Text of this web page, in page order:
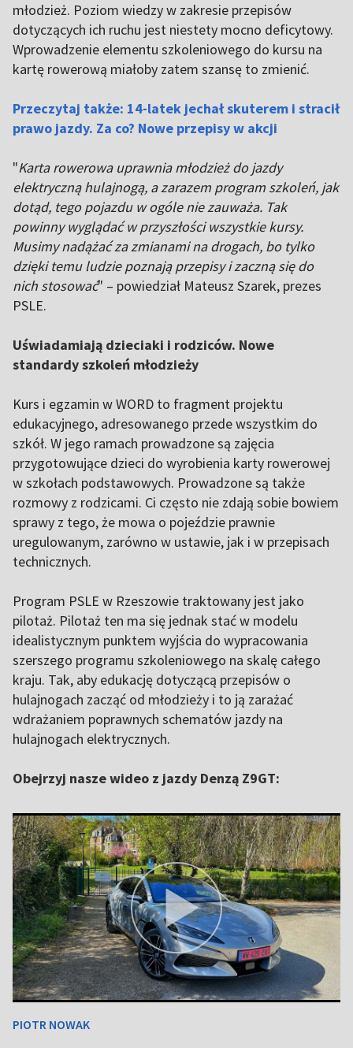
młodzież. Poziom wiedzy w zakresie przepisów
dotyczących ich ruchu jest niestety mocno deficytowy.
Wprowadzenie elementu szkoleniowego do kursu na
kartę rowerową miałoby zatem szansę to zmienić.
Przeczytaj także: 14-latek jechał skuterem i stracił
prawo jazdy. Za co? Nowe przepisy w akcji
"Karta rowerowa uprawnia młodzież do jazdy
elektryczną hulajnogą, a zarazem program szkoleń, jak
dotąd, tego pojazdu w ogóle nie zauważa. Tak
powinny wyglądać w przyszłości wszystkie kursy.
Musimy nadążać za zmianami na drogach, bo tylko
dzięki temu ludzie poznają przepisy i zaczną się do
nich stosować" – powiedział Mateusz Szarek, prezes
PSLE.
Uświadamiają dzieciaki i rodziców. Nowe
standardy szkoleń młodzieży
Kurs i egzamin w WORD to fragment projektu
edukacyjnego, adresowanego przede wszystkim do
szkół. W jego ramach prowadzone są zajęcia
przygotowujące dzieci do wyrobienia karty rowerowej
w szkołach podstawowych. Prowadzone są także
rozmowy z rodzicami. Ci często nie zdają sobie bowiem
sprawy z tego, że mowa o pojeździe prawnie
uregulowanym, zarówno w ustawie, jak i w przepisach
technicznych.
Program PSLE w Rzeszowie traktowany jest jako
pilotaż. Pilotaż ten ma się jednak stać w modelu
idealistycznym punktem wyjścia do wypracowania
szerszego programu szkoleniowego na skalę całego
kraju. Tak, aby edukację dotyczącą przepisów o
hulajnogach zacząć od młodzieży i to ją zarażać
wdrażaniem poprawnych schematów jazdy na
hulajnogach elektrycznych.
Obejrzyj nasze wideo z jazdy Denzą Z9GT:
PIOTR NOWAK